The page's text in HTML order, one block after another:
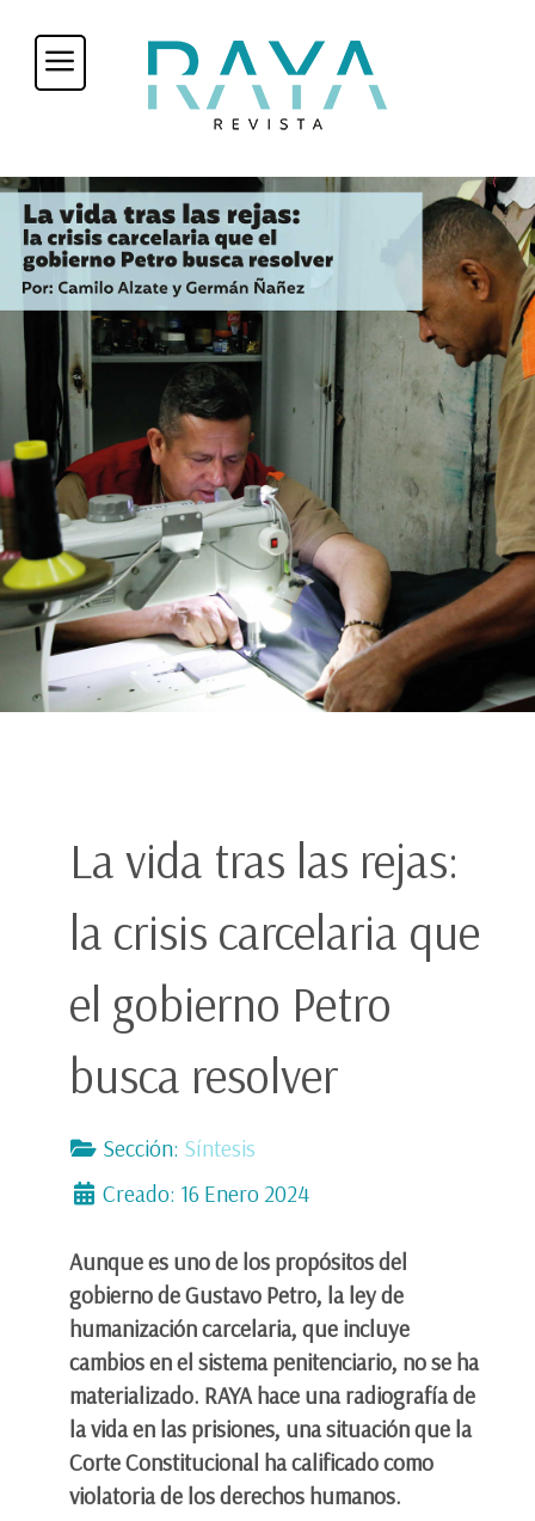
La vida tras las rejas:
la crisis carcelaria que
el gobierno Petro
busca resolver
Sección: Síntesis
Creado: 16 Enero 2024
Aunque es uno de los propósitos del
gobierno de Gustavo Petro, la ley de
humanización carcelaria, que incluye
cambios en el sistema penitenciario, no se ha
materializado. RAYA hace una radiografía de
la vida en las prisiones, una situación que la
Corte Constitucional ha calificado como
violatoria de los derechos humanos.